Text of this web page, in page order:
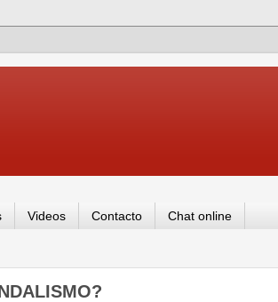
Videos Contacto Chat online